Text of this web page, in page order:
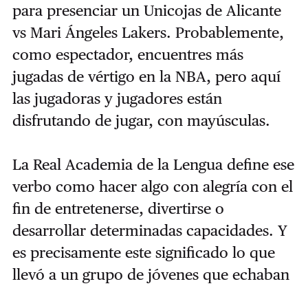
para presenciar un Unicojas de Alicante
vs Mari Ángeles Lakers. Probablemente,
como espectador, encuentres más
jugadas de vértigo en la NBA, pero aquí
las jugadoras y jugadores están
disfrutando de jugar, con mayúsculas.
La Real Academia de la Lengua define ese
verbo como hacer algo con alegría con el
fin de entretenerse, divertirse o
desarrollar determinadas capacidades. Y
es precisamente este significado lo que
llevó a un grupo de jóvenes que echaban